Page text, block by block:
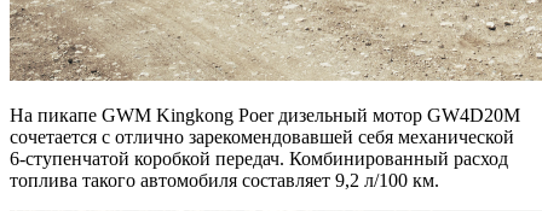
На пикапе GWM Kingkong Poer дизельный мотор GW4D20М
сочетается с отлично зарекомендовавшей себя механической
6-ступенчатой коробкой передач. Комбинированный расход
топлива такого автомобиля составляет 9,2 л/100 км.